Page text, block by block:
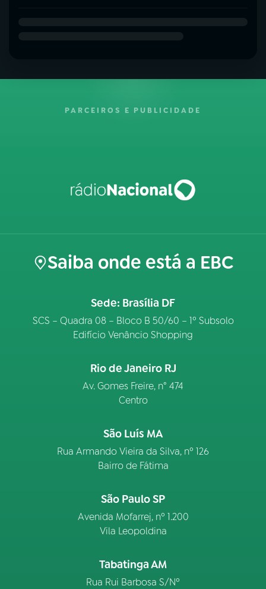
PARCEIROS E PUBLICIDADE
Saiba onde está a EBC
Sede: Brasília DF
SCS – Quadra 08 – Bloco B 50/60 – 1º Subsolo
Edifício Venâncio Shopping
Rio de Janeiro RJ
Av. Gomes Freire, n° 474
Centro
São Luís MA
Rua Armando Vieira da Silva, nº 126
Bairro de Fátima
São Paulo SP
Avenida Mofarrej, nº 1.200
Vila Leopoldina
Tabatinga AM
Rua Rui Barbosa S/Nº